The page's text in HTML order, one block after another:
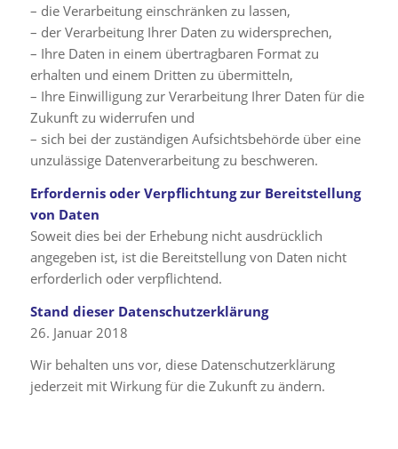
– die Verarbeitung einschränken zu lassen,
– der Verarbeitung Ihrer Daten zu widersprechen,
– Ihre Daten in einem übertragbaren Format zu
erhalten und einem Dritten zu übermitteln,
– Ihre Einwilligung zur Verarbeitung Ihrer Daten für die
Zukunft zu widerrufen und
– sich bei der zuständigen Aufsichtsbehörde über eine
unzulässige Datenverarbeitung zu beschweren.
Erfordernis oder Verpflichtung zur Bereitstellung
von Daten
Soweit dies bei der Erhebung nicht ausdrücklich
angegeben ist, ist die Bereitstellung von Daten nicht
erforderlich oder verpflichtend.
Stand dieser Datenschutzerklärung
26. Januar 2018
Wir behalten uns vor, diese Datenschutzerklärung
jederzeit mit Wirkung für die Zukunft zu ändern.